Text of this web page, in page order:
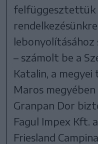
felfüggesztettük
lebonyolításához
– számolt be a
Katalin, a megyei
Maros
Granpan Dor
Fagul Impex Kft.
Friesland